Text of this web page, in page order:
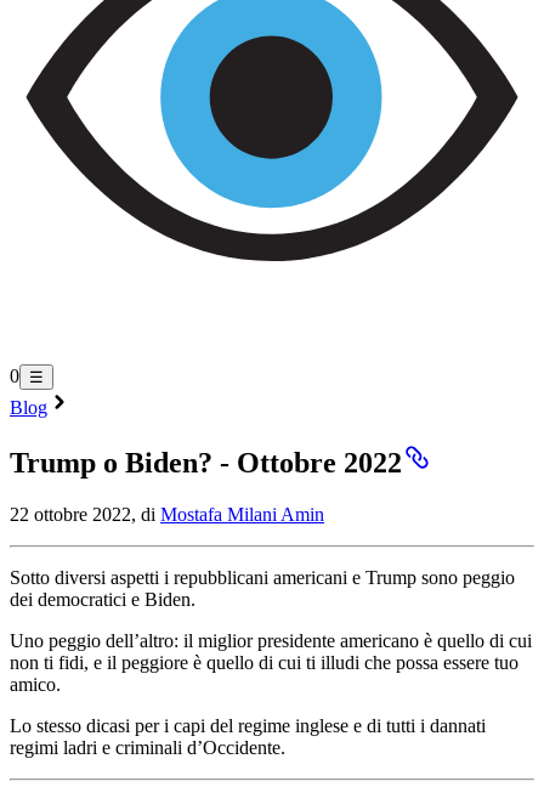
0 ☰
Blog
Trump o Biden? - Ottobre 2022
22 ottobre 2022, di Mostafa Milani Amin
Sotto diversi aspetti i repubblicani americani e Trump sono peggio
dei democratici e Biden.
Uno peggio dell’altro: il miglior presidente americano è quello di cui
non ti fidi, e il peggiore è quello di cui ti illudi che possa essere tuo
amico.
Lo stesso dicasi per i capi del regime inglese e di tutti i dannati
regimi ladri e criminali d’Occidente.